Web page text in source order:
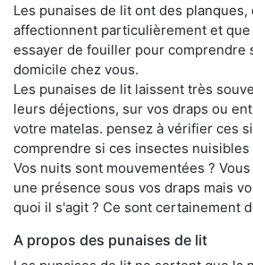
Les punaises de lit ont des
affectionnent particulièrement et
essayer de fouiller pour comprendre
domicile chez vous.
Les punaises de lit laissent très
leurs déjections, sur vos draps ou
votre matelas. pensez à vérifier ces
comprendre si ces insectes nuisibles
Vos nuits sont mouvementées ?
une présence sous vos draps mais
quoi il s'agit ? Ce sont certainement
A propos des punaises de lit